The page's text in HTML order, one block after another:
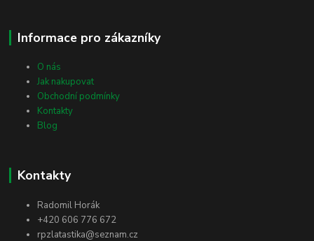
Informace pro zákazníky
O nás
Jak nakupovat
Obchodní podmínky
Kontakty
Blog
Kontakty
Radomil Horák
+420 606 776 672
rpzlatastika@seznam.cz